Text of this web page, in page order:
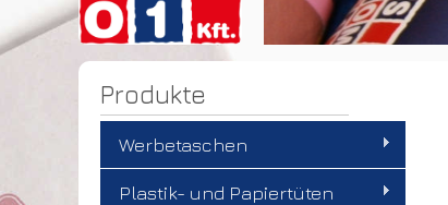
Produkte
Werbetaschen
Plastik- und Papiertüten